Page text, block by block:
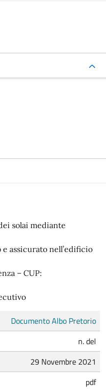
solai mediante
assicurato nell’edificio
– CUP:
Documento Albo Pretorio
n. del
29 Novembre 2021
pdf